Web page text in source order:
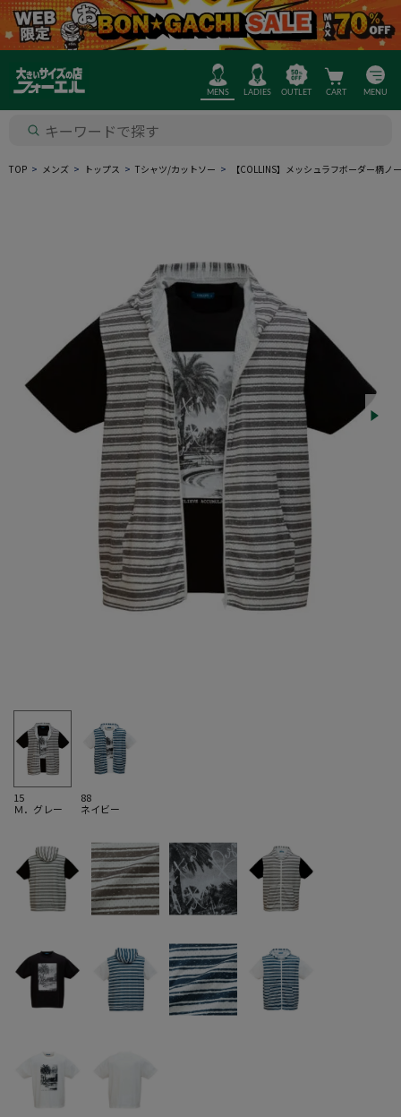
MENS LADIES OUTLET CART MENU
TOP メンズ トップス Tシャツ/カットソー 【COLLINS】メッシュラフボーダー柄
15
Ｍ．グレー
88
ネイビー